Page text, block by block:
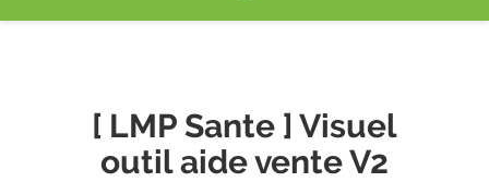
[ LMP Sante ] Visuel
outil aide vente V2